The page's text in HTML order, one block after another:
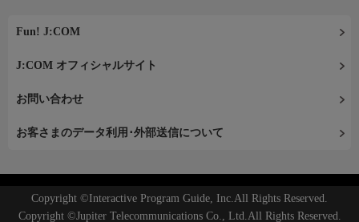
Fun! J:COM
J:COM オフィシャルサイト
お問い合わせ
お客さまのデータ利用･外部送信について
Copyright ©Interactive Program Guide, Inc.All Rights Reserved.
Copyright ©Jupiter Telecommunications Co., Ltd.All Rights Reserved.